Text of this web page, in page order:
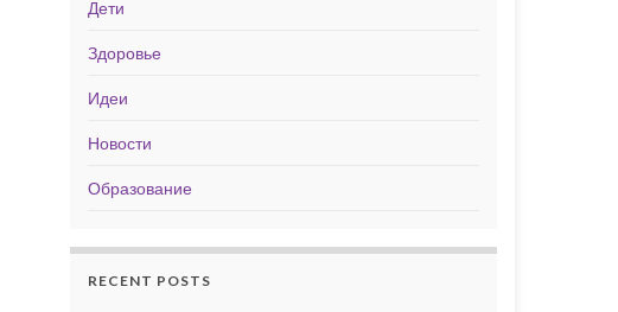
Дети
Здоровье
Идеи
Новости
Образование
RECENT POSTS